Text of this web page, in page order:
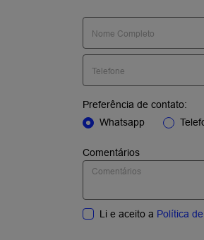
Preferência de contato:
Whatsapp
Comentários
Li e aceito a Política